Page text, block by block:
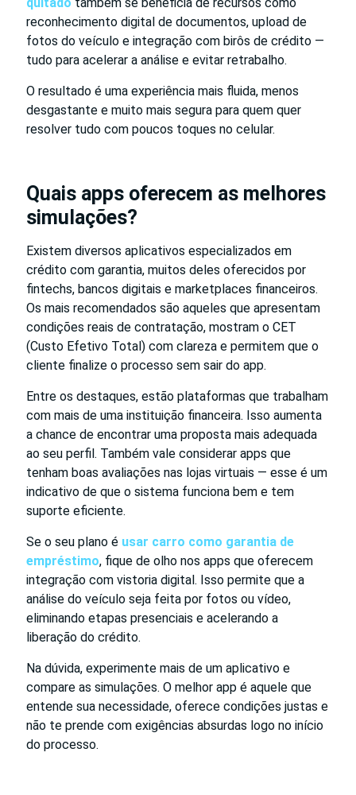
reconhecimento digital de documentos, upload de
fotos do veículo e integração com birôs de crédito —
tudo para acelerar a análise e evitar retrabalho.
O resultado é uma experiência mais fluida, menos
desgastante e muito mais segura para quem quer
resolver tudo com poucos toques no celular.
Quais apps oferecem as melhores
simulações?
Existem diversos aplicativos especializados em
crédito com garantia, muitos deles oferecidos por
fintechs, bancos digitais e marketplaces financeiros.
Os mais recomendados são aqueles que apresentam
condições reais de contratação, mostram o CET
(Custo Efetivo Total) com clareza e permitem que o
cliente finalize o processo sem sair do app.
Entre os destaques, estão plataformas que trabalham
com mais de uma instituição financeira. Isso aumenta
a chance de encontrar uma proposta mais adequada
ao seu perfil. Também vale considerar apps que
tenham boas avaliações nas lojas virtuais — esse é um
indicativo de que o sistema funciona bem e tem
suporte eficiente.
Se o seu plano é usar carro como garantia de
empréstimo, fique de olho nos apps que oferecem
integração com vistoria digital. Isso permite que a
análise do veículo seja feita por fotos ou vídeo,
eliminando etapas presenciais e acelerando a
liberação do crédito.
Na dúvida, experimente mais de um aplicativo e
compare as simulações. O melhor app é aquele que
entende sua necessidade, oferece condições justas e
não te prende com exigências absurdas logo no início
do processo.